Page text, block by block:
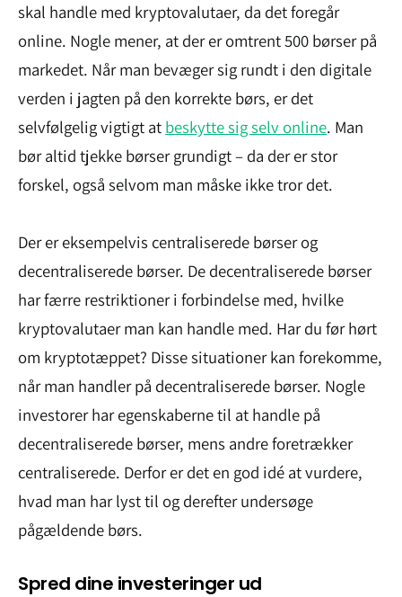
skal handle med kryptovalutaer, da det foregår
online. Nogle mener, at der er omtrent 500 børser på
markedet. Når man bevæger sig rundt i den digitale
verden i jagten på den korrekte børs, er det
selvfølgelig vigtigt at beskytte sig selv online. Man
bør altid tjekke børser grundigt – da der er stor
forskel, også selvom man måske ikke tror det.
Der er eksempelvis centraliserede børser og
decentraliserede børser. De decentraliserede børser
har færre restriktioner i forbindelse med, hvilke
kryptovalutaer man kan handle med. Har du før hørt
om kryptotæppet? Disse situationer kan forekomme,
når man handler på decentraliserede børser. Nogle
investorer har egenskaberne til at handle på
decentraliserede børser, mens andre foretrækker
centraliserede. Derfor er det en god idé at vurdere,
hvad man har lyst til og derefter undersøge
pågældende børs.
Spred dine investeringer ud